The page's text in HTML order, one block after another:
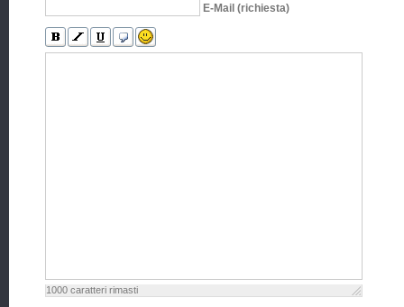
E-Mail (richiesta)
1000 caratteri rimasti